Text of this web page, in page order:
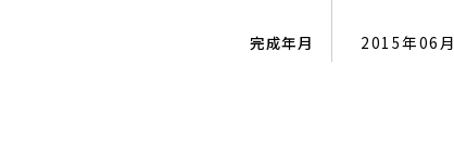
完成年月 2015年06月